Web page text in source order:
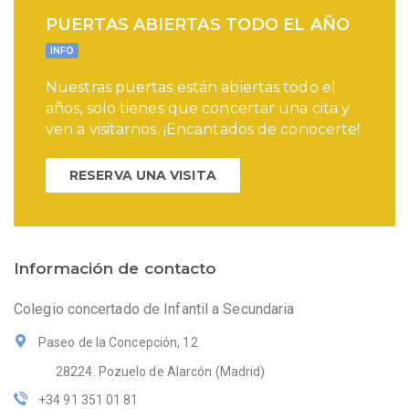
PUERTAS ABIERTAS TODO EL AÑO
INFO
Nuestras puertas están abiertas todo el
años, solo tienes que concertar una cita y
ven a visitarnos. ¡Encantados de conocerte!
RESERVA UNA VISITA
Información de contacto
Colegio concertado de Infantil a Secundaria
Paseo de la Concepción, 12
28224. Pozuelo de Alarcón (Madrid)
+34 91 351 01 81